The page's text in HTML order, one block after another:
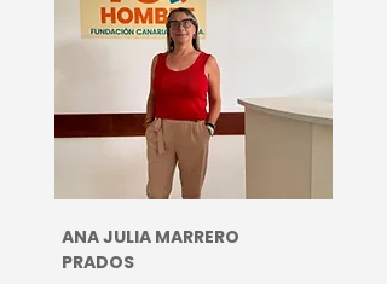
ANA JULIA MARRERO
PRADOS